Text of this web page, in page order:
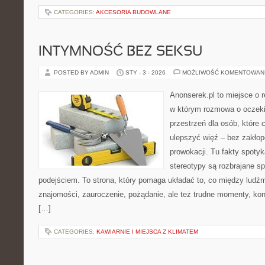
CATEGORIES: AKCESORIA BUDOWLANE
INTYMNOŚĆ BEZ SEKSU
POSTED BY ADMIN STY - 3 - 2026 MOŻLIWOŚĆ
Anonserek.pl to miejsce o
w którym rozmowa o
przestrzeń dla osób, które
ulepszyć więź – bez
prowokacji. Tu fakty
stereotypy są rozbrajane
podejściem. To strona, który pomaga układać to, co między
znajomości, zauroczenie, pożądanie, ale też trudne momenty,
[…]
CATEGORIES: KAWIARNIE I MIEJSCA Z KLIMATEM